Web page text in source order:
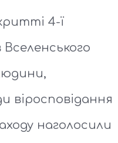
4-ї
віросповідання
наголосили